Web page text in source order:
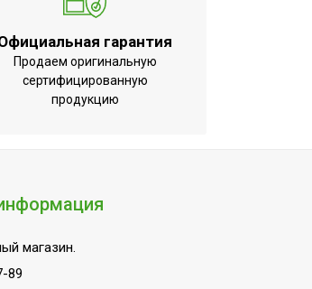
гарантия
Продаем оригинальную
сертифицированную
продукцию
магазин.
89